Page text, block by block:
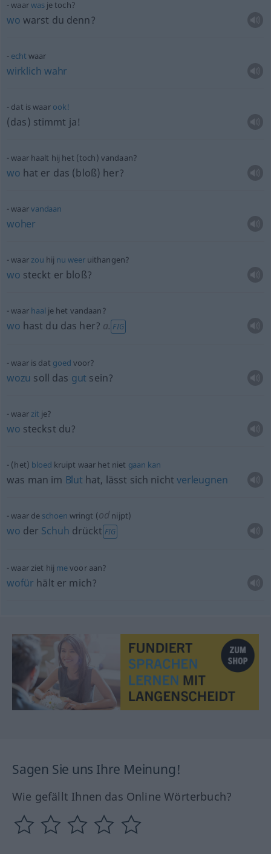
waarwasje toch?
wo warst du denn?
echt waar
wirklich wahr
dat is waar ook!
(das) stimmt ja!
waar haalt hij het (toch) vandaan?
wo hat er das (bloß) her?
waarvandaan
woher
waarzou hij nu weeruithangen?
wo steckt er bloß?
waar haal je het vandaan?
wo hast du das her? a. FIG
waar is dat goed voor?
wozu soll das gut sein?
waarzit je?
wo steckst du?
(het) bloed kruipt waar het niet gaan kan
was man im Blut hat, lässt sich nichtverleugnen
waar de schoen wringt (od nijpt)
wo der Schuh drückt FIG
waar ziet hij mevoor aan?
wofür hält er mich?
Sagen Sie uns Ihre Meinung!
Wie gefällt Ihnen das Online Wörterbuch?